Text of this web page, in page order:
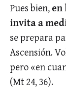
Pues bien,en
invita a
se prepara
Ascensión.
pero «en
(Mt 24, 36).